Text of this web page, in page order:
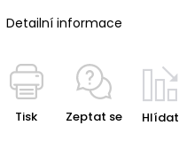
Detailní informace
Tisk Zeptat se Hlídat